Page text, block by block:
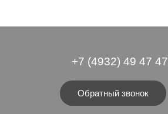
+7 (4932) 49 47 47
Обратный звонок